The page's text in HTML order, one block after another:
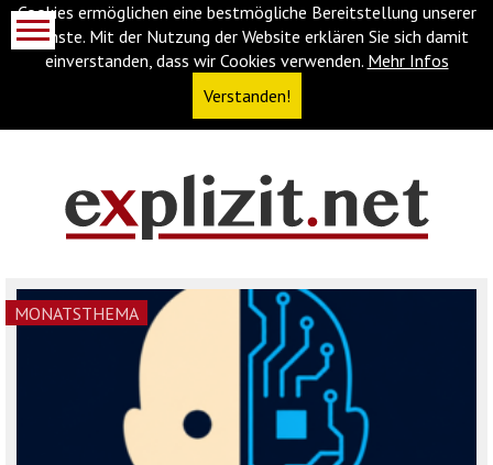
Cookies ermöglichen eine bestmögliche Bereitstellung unserer
Dienste. Mit der Nutzung der Website erklären Sie sich damit
einverstanden, dass wir Cookies verwenden. Mehr Infos
Verstanden!
(Accesskey
'1')Zur
MONATSTHEMA